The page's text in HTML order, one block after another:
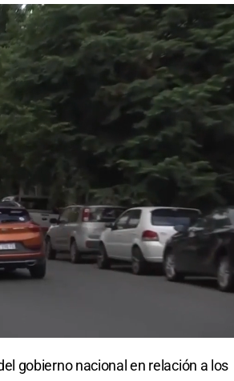
gobierno nacional en relación a los